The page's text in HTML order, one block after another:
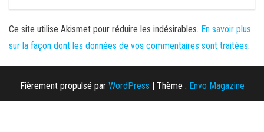
Ce site utilise Akismet pour réduire les indésirables. En savoir plus
sur la façon dont les données de vos commentaires sont traitées.
Fièrement propulsé par WordPress Thème : Envo Magazine